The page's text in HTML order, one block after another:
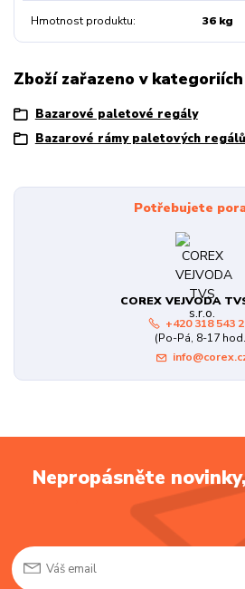
Hmotnost produktu 36 kg
Zboží zařazeno v kategoriích
Bazarové paletové regály
Bazarové rámy paletových regálů
Potřebujete
COREX VEJVODA
+420 318 543
(Po-Pá, 8-17
Nepropásněte